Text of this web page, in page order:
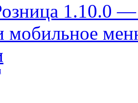
1.10.0 —
мобильное